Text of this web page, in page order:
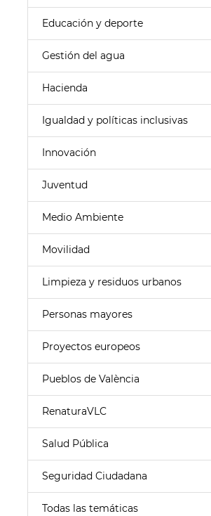
Educación y deporte
Gestión del agua
Hacienda
Igualdad y políticas inclusivas
Innovación
Juventud
Medio Ambiente
Movilidad
Limpieza y residuos urbanos
Personas mayores
Proyectos europeos
Pueblos de València
RenaturaVLC
Salud Pública
Seguridad Ciudadana
Todas las temáticas